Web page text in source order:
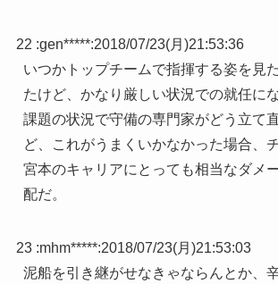
22 :gen*****:2018/07/23(月)21:53:36
いつかトップチームで指揮する姿を見
たけど、かなり厳しい状況での就任に
課題の状況で守備の専門家がどう立て
ど、これがうまくいかなかった場合、
宮本のキャリアにとっても相当なダメ
配だ。
23 :mhm*****:2018/07/23(月)21:53:03
泥船を引き継がせなきゃならんとか、